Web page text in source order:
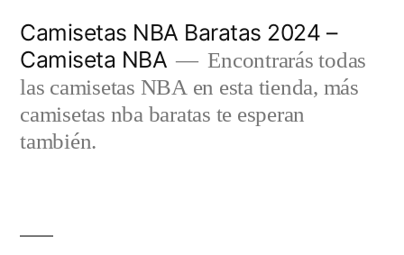
contenido
Camisetas NBA Baratas 2024 –
Camiseta NBA
Encontrarás todas
las camisetas NBA en esta tienda, más
camisetas nba baratas te esperan
también.